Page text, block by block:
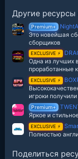
0
з
в
е
д
Другие ресурсы
Premium+
Это новейшая
сборщиков
EXCLUSIVE ⚡
Одна из лучших
проработанные
EXCLUSIVE ⚡
игроки
Premium+
Яркое и
EXCLUSIVE ⚡
Полностью
Поделиться